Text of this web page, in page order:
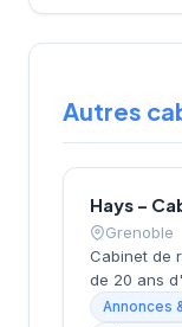
Autres
Grenoble
Cabinet de
de 20 ans
répartis
Annonces